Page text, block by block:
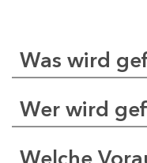
Was wird
Wer wird
Welche